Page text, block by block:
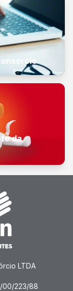
da
LTDA
00/223/88